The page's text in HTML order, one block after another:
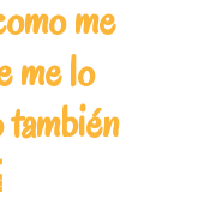
me
me lo